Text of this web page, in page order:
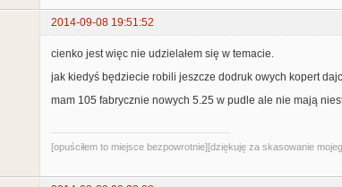
2014-09-08 19:51:52
cienko jest więc nie udzielałem się w temacie.
jak kiedyś będziecie robili jeszcze dodruk owych kopert
mam 105 fabrycznie nowych 5.25 w pudle ale nie mają
[opuściłem to miejsce bezpowrotnie][dziękuję za skasowanie